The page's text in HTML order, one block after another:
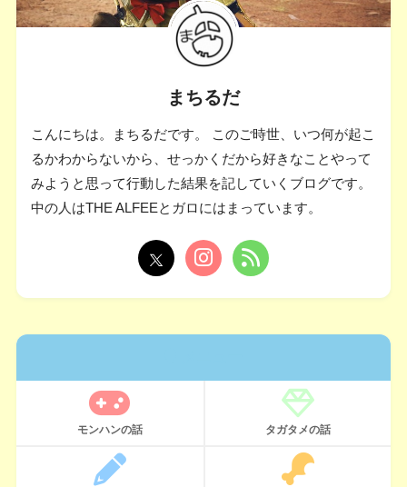
まちるだ
こんにちは。まちるだです。 このご時世、いつ何が起こ
るかわからないから、せっかくだから好きなことやって
みようと思って行動した結果を記していくブログです。
中の人はTHE ALFEEとガロにはまっています。
モンハンの話 タガタメの話